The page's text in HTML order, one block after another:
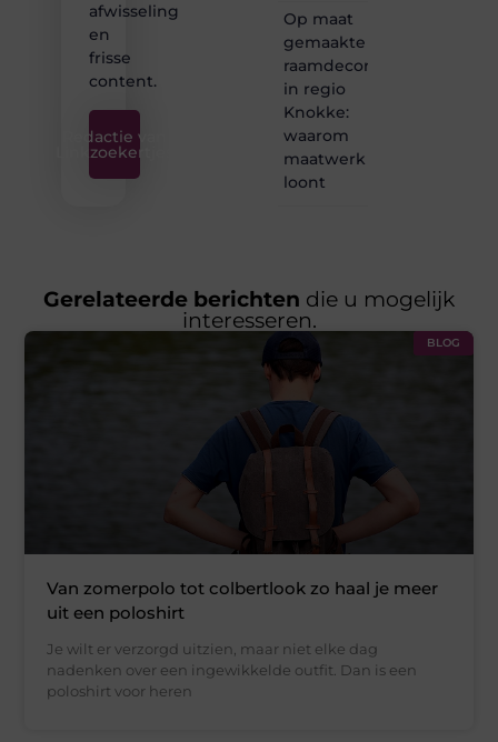
afwisseling
en
frisse
content.
Redactie van
Linkzoekertjes
Op maat
gemaakte
raamdecoratie
in regio
Knokke:
waarom
maatwerk
loont
Gerelateerde berichten die u mogelijk
interesseren.
BLOG
Van zomerpolo tot colbertlook zo haal je meer
uit een poloshirt
Je wilt er verzorgd uitzien, maar niet elke dag
nadenken over een ingewikkelde outfit. Dan is een
poloshirt voor heren